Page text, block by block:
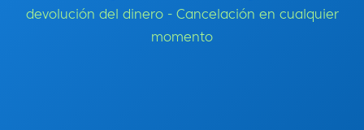
devolución del dinero - Cancelación en cualquier
momento